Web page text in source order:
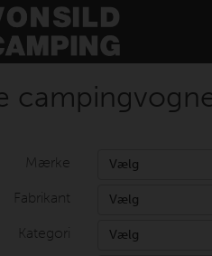
Mærke Vælg
Fabrikant Vælg
Kategori Vælg